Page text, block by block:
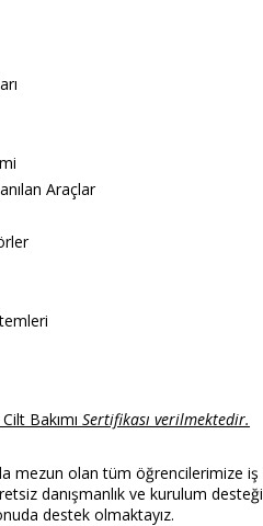
Araçlar
Cilt Bakımı Sertifikası verilmektedir.
mezun olan tüm öğrencilerimize
danışmanlık ve kurulum
destek olmaktayız.